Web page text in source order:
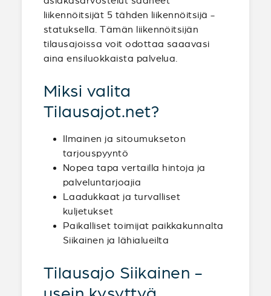
liikennöitsijät 5 tähden liikennöitsijä -
statuksella. Tämän liikennöitsijän
tilausajoissa voit odottaa saaavasi
aina ensiluokkaista palvelua.
Miksi valita
Tilausajot.net?
Ilmainen ja sitoumukseton
tarjouspyyntö
Nopea tapa vertailla hintoja ja
palveluntarjoajia
Laadukkaat ja turvalliset
kuljetukset
Paikalliset toimijat paikkakunnalta
Siikainen ja lähialueilta
Tilausajo Siikainen -